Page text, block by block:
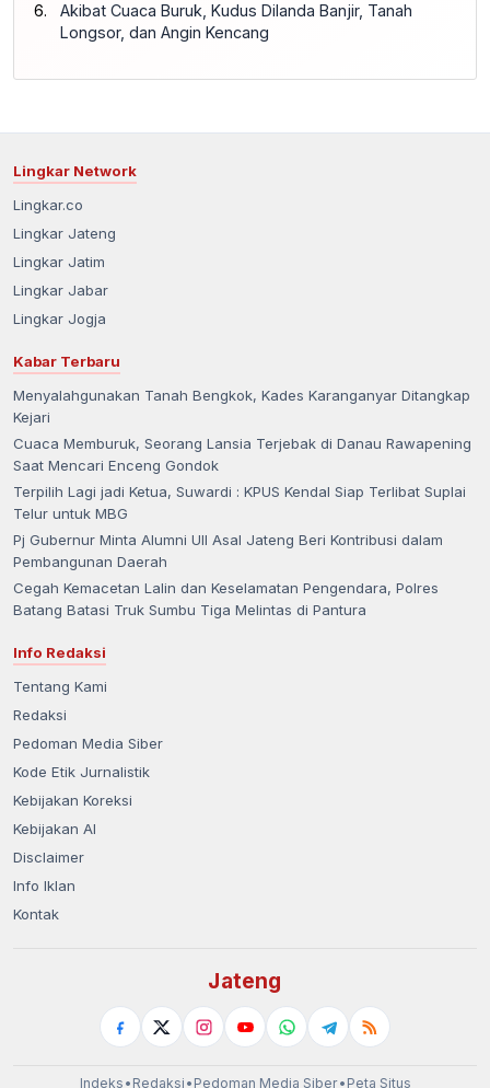
Akibat Cuaca Buruk, Kudus Dilanda Banjir, Tanah
Longsor, dan Angin Kencang
Lingkar Network
Lingkar.co
Lingkar Jateng
Lingkar Jatim
Lingkar Jabar
Lingkar Jogja
Kabar Terbaru
Menyalahgunakan Tanah Bengkok, Kades Karanganyar Ditangkap
Kejari
Cuaca Memburuk, Seorang Lansia Terjebak di Danau Rawapening
Saat Mencari Enceng Gondok
Terpilih Lagi jadi Ketua, Suwardi : KPUS Kendal Siap Terlibat Suplai
Telur untuk MBG
Pj Gubernur Minta Alumni UII Asal Jateng Beri Kontribusi dalam
Pembangunan Daerah
Cegah Kemacetan Lalin dan Keselamatan Pengendara, Polres
Batang Batasi Truk Sumbu Tiga Melintas di Pantura
Info Redaksi
Tentang Kami
Redaksi
Pedoman Media Siber
Kode Etik Jurnalistik
Kebijakan Koreksi
Kebijakan AI
Disclaimer
Info Iklan
Kontak
Jateng
Indeks • Redaksi • Pedoman Media Siber• Peta Situs